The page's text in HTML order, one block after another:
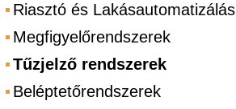
Riasztó és Lakásautomatizálás
Megfigyelőrendszerek
Tűzjelző rendszerek
Beléptetőrendszerek